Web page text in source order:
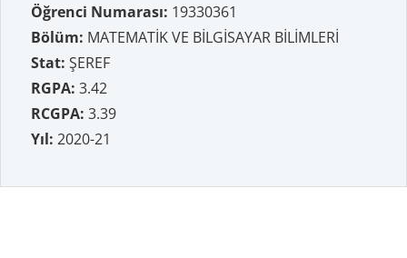
Öğrenci Numarası: 19330361
Bölüm: MATEMATİK VE BİLGİSAYAR BİLİMLERİ
Stat: ŞEREF
RGPA: 3.42
RCGPA: 3.39
Yıl: 2020-21